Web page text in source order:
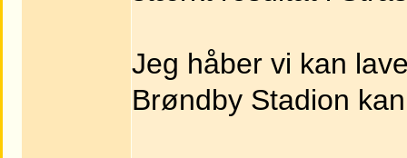
Jeg håber vi kan
Brøndby Stadion